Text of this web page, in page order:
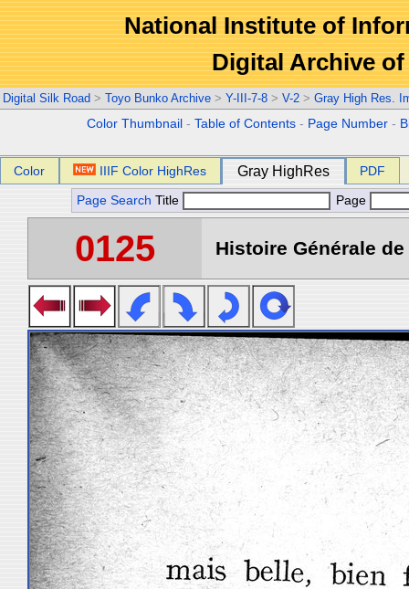
National Institute of
Digital Archive
Digital Silk Road > Toyo Bunko Archive > Y-III-7-8 > V-2 > Gray High Res.
Color Thumbnail -Table of Contents - Page Number -
Color IIIF Color HighRes Gray HighRes PDF
Page Search Title Page
0125 Histoire Générale